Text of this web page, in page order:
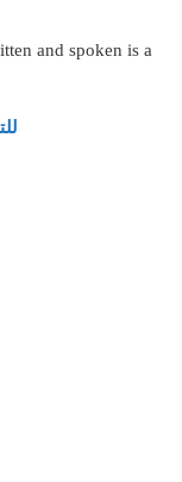
and spoken is a